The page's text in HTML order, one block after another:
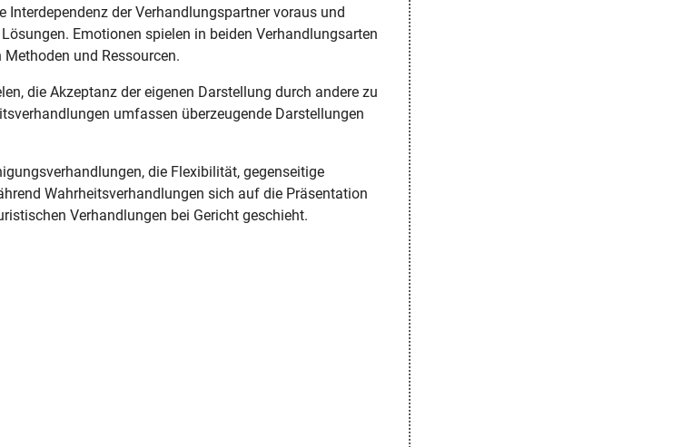
der Verhandlungspartner voraus und
Emotionen spielen in beiden Verhandlungsarten
und Ressourcen.
die Akzeptanz der eigenen Darstellung durch andere zu
umfassen überzeugende Darstellungen
die Flexibilität, gegenseitige
Wahrheitsverhandlungen sich auf die Präsentation
Verhandlungen bei Gericht geschieht.